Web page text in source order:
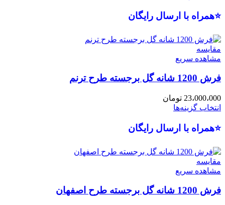
⭐همراه با ارسال رایگان
مقایسه
مشاهده سریع
فرش 1200 شانه گل برجسته طرح ترنم
23،000،000 تومان
انتخاب گزینه‌ها
⭐همراه با ارسال رایگان
مقایسه
مشاهده سریع
فرش 1200 شانه گل برجسته طرح اصفهان